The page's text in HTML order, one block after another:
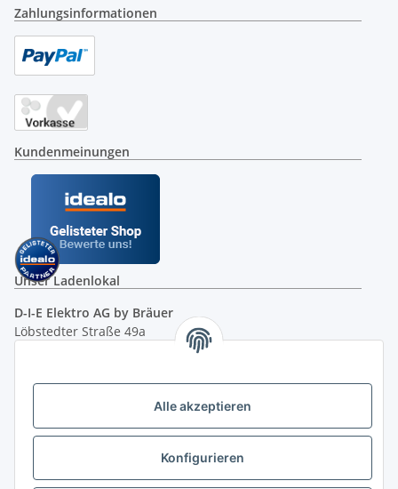
Alle akzeptieren
Konfigurieren
Zahlungsinformationen
Kundenmeinungen
Unser Ladenlokal
D-I-E Elektro AG by Bräuer
Löbstedter Straße 49a
( siehe Google-Maps )
Öffnungszeiten:
10.00 - 18.00 Uhr
Ladenpreis versus Internetpreis